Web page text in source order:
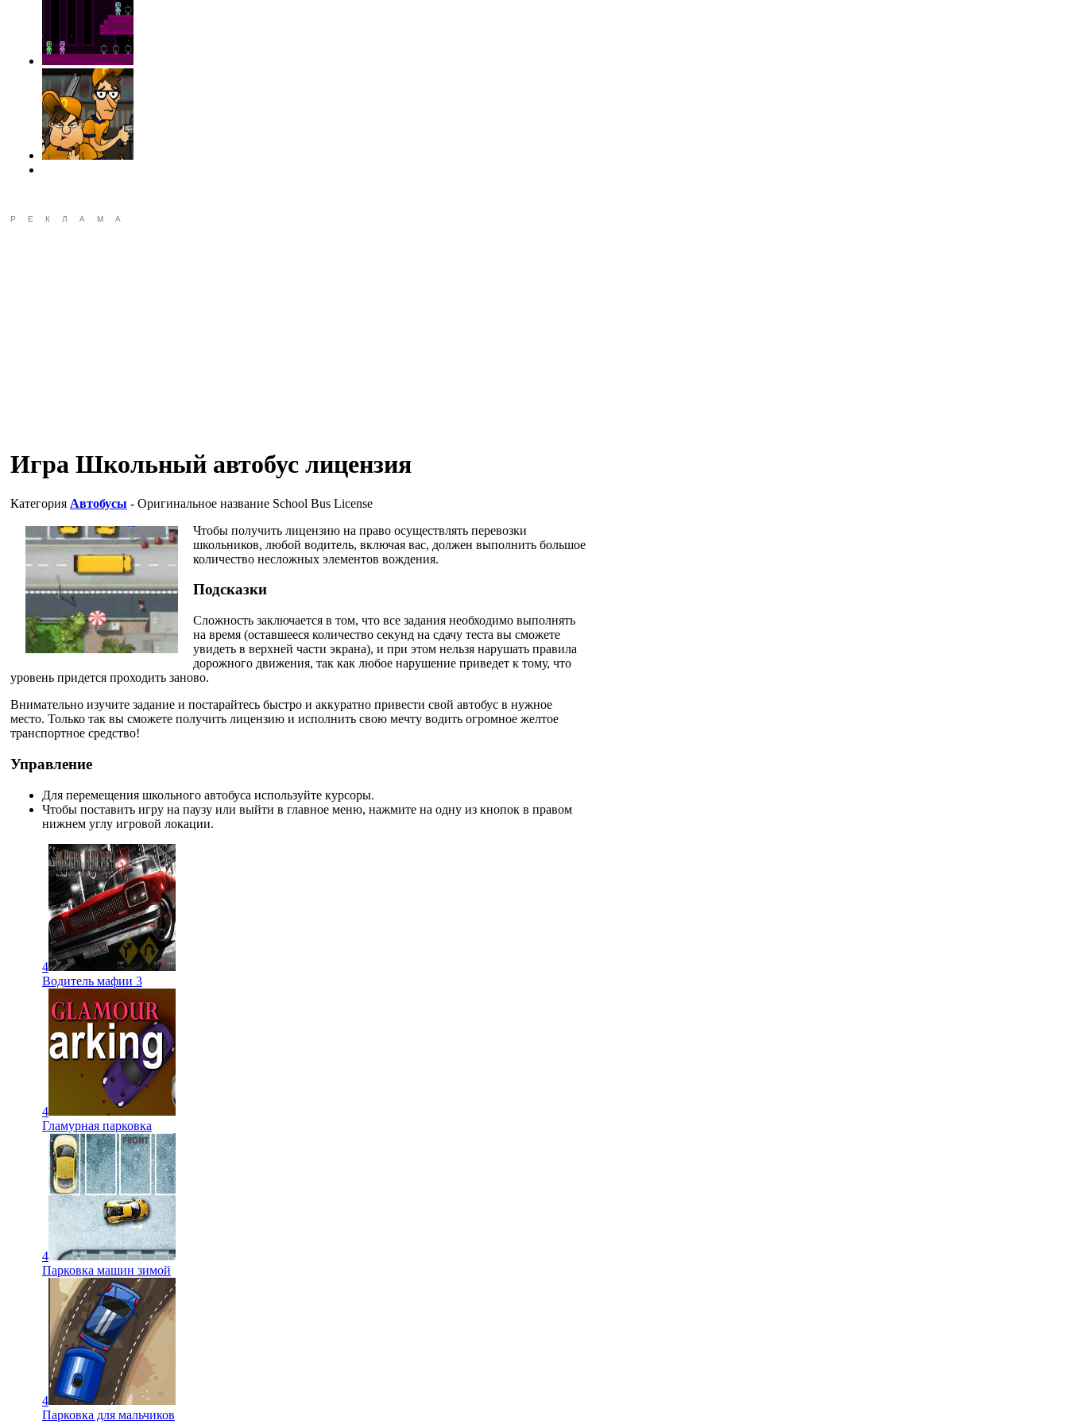
РЕКЛАМА
Игра Школьный автобус лицензия
Категория Автобусы - Оригинальное название School Bus License
Чтобы получить лицензию на право осуществлять перевозки
школьников, любой водитель, включая вас, должен выполнить большое
количество несложных элементов вождения.
Подсказки
Сложность заключается в том, что все задания необходимо выполнять
на время (оставшееся количество секунд на сдачу теста вы сможете
увидеть в верхней части экрана), и при этом нельзя нарушать правила
дорожного движения, так как любое нарушение приведет к тому, что
уровень придется проходить заново.
Внимательно изучите задание и постарайтесь быстро и аккуратно привести свой автобус в нужное
место. Только так вы сможете получить лицензию и исполнить свою мечту водить огромное желтое
транспортное средство!
Управление
Для перемещения школьного автобуса используйте курсоры.
Чтобы поставить игру на паузу или выйти в главное меню, нажмите на одну из кнопок в правом
нижнем углу игровой локации.
4
Водитель мафии 3
4
Гламурная парковка
4
Парковка машин зимой
4
Парковка для мальчиков